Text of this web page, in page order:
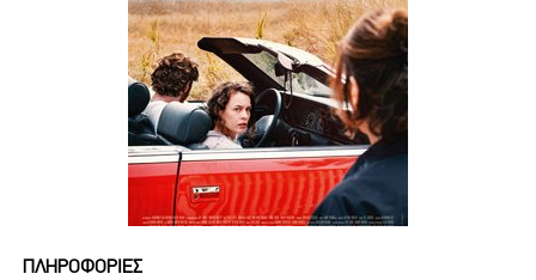
ΠΛΗΡΟΦΟΡΙΕΣ